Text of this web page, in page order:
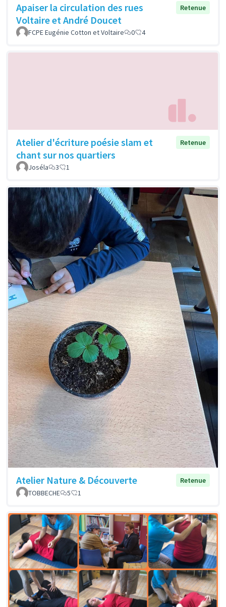
Apaiser la circulation des rues
Voltaire et André Doucet
Retenue
FCPE Eugénie Cotton et Voltaire 0 4
Atelier d'écriture poésie slam et
chant sur nos quartiers
Retenue
Joséla 3 1
Atelier Nature & Découverte
Retenue
TOBBECHE
5 1